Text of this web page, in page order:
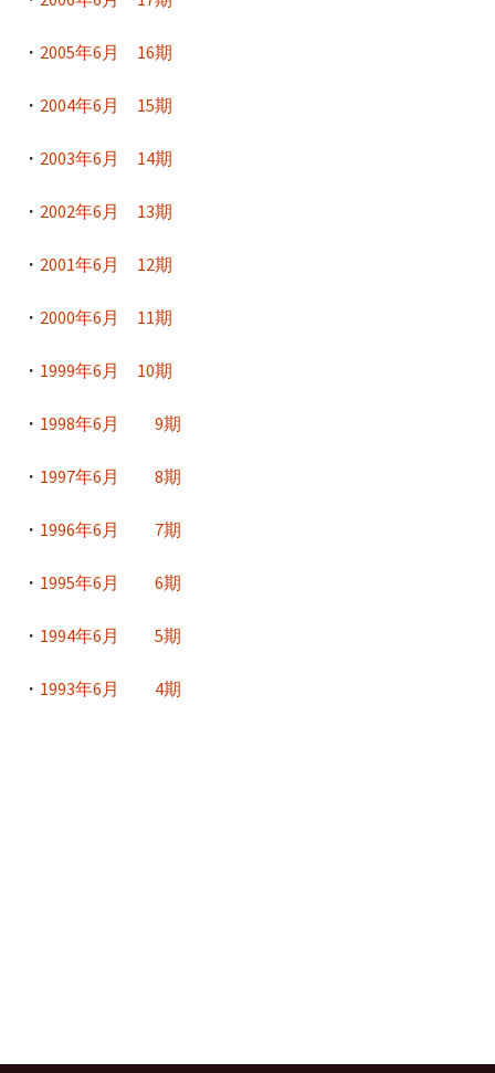
・ 2005年6月 16期
・ 2004年6月 15期
・ 2003年6月 14期
・ 2002年6月 13期
・ 2001年6月 12期
・ 2000年6月 11期
・ 1999年6月 10期
・ 1998年6月 9期
・ 1997年6月 8期
・ 1996年6月 7期
・ 1995年6月 6期
・ 1994年6月 5期
・ 1993年6月 4期